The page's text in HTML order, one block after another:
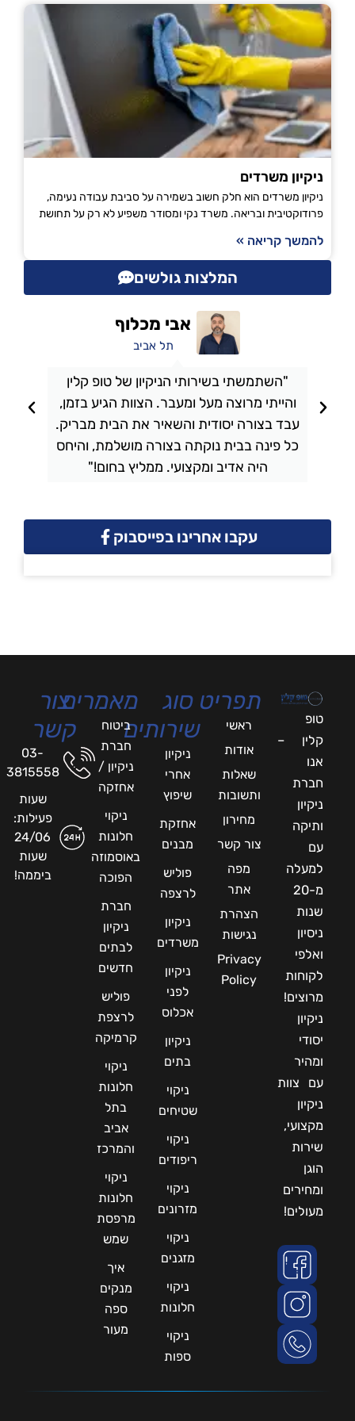
ניקיון משרדים
ניקיון משרדים הוא חלק חשוב בשמירה על סביבת עבודה נעימה,
פרודוקטיבית ובריאה. משרד נקי ומסודר משפיע לא רק על תחושת
להמשך קריאה »
המלצות גולשים
"השתמשתי בשירותי הניקיון של טופ קלין
והייתי מרוצה מעל ומעבר. הצוות הגיע בזמן,
עבד בצורה יסודית והשאיר את הבית מבריק.
כל פינה בבית נוקתה בצורה מושלמת, והיחס
היה אדיב ומקצועי. ממליץ בחום!"
אבי מכלוף
תל אביב
עקבו אחרינו בפייסבוק
טופ
קלין –
אנו
חברת
ניקיון
ותיקה
עם
למעלה
מ-20
שנות
ניסיון
ואלפי
לקוחות
מרוצים!
ניקיון
יסודי
ומהיר
עם צוות
ניקיון
מקצועי,
שירות
הוגן
ומחירים
מעולים!
תפריט
ראשי
אודות
שאלות
ותשובות
מחירון
צור קשר
מפה
אתר
הצהרת
נגישות
Privacy
Policy
סוג
שירותים
ניקיון
אחרי
שיפוץ
אחזקת
מבנים
פוליש
לרצפה
ניקיון
משרדים
ניקיון
לפני
אכלוס
ניקיון
בתים
ניקוי
שטיחים
ניקוי
ריפודים
ניקוי
מזרונים
ניקוי
מזגנים
ניקוי
חלונות
ניקוי
ספות
מאמרים
ביטוח
חברת
ניקיון /
אחזקה
ניקוי
חלונות
באוסמוזה
הפוכה
חברת
ניקיון
לבתים
חדשים
פוליש
לרצפת
קרמיקה
ניקוי
חלונות
בתל
אביב
והמרכז
ניקוי
חלונות
מרפסת
שמש
איך
מנקים
ספה
מעור
צור
קשר
03-
3815558
שעות
פעילות:
24/06
שעות
ביממה!